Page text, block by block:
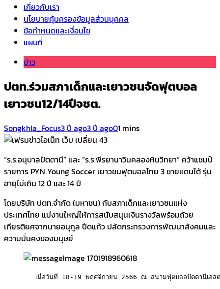
เกี่ยวกับเรา
นโยบายคุ้มครองข้อมูลส่วนบุคคล
ข้อกำหนดและเงื่อนไข
แผนที่
ข่าว
ปตท.ร่วมสภาเด็กและเยาวชนจัดฟุตบอล
เยาวชน12/14ปีจชต.
Songkhla_Focus3 ปี ago3 ปี ago01 mins
“ร.ร.อนุบาลปัตตานี” และ “ร.ร.พีรยานาวินคลองหินวิทยา” คว้าแชมป์
รายการ PYN Young Soccer เยาวชนฟุตบอลไทย 3 ชายแดนใต้ รุ่น
อายุไม่เกิน 12 ปี และ 14 ปี
โดยบริษัท ปตท.จำกัด (มหาชน) กับสภาเด็กและเยาวชนแห่ง
ประเทศไทย แม่งานใหญ่ให้การสนับสนุนเงินรางวัลพร้อมถ้วย
เกียรติยศจากนายอนุกูล ปีดแก้ว ปลัดกระทรวงการพัฒนาสังคมและ
ความมั่นคงของมนุษย์